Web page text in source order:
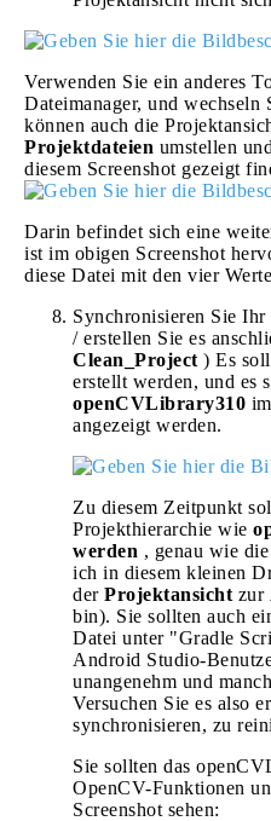
Verwenden Sie ein anderes
Dateimanager, und wechseln
können auch die
Projektdateien umstellen
diesem Screenshot gezeigt
Darin befindet sich eine
ist im obigen Screenshot
diese Datei mit den vier
Synchronisieren Sie
/ erstellen Sie es
Clean_Project ) Es
erstellt werden, und es
openCVLibrary310
angezeigt werden.
Zu diesem Zeitpunkt
Projekthierarchie wie
werden , genau wie die
ich in diesem kleinen
der Projektansicht zur
bin). Sie sollten auch
Datei unter "Gradle
Android Studio-
unangenehm und
Versuchen Sie es also
synchronisieren, zu
Sie sollten das
OpenCV-Funktionen
Screenshot sehen: